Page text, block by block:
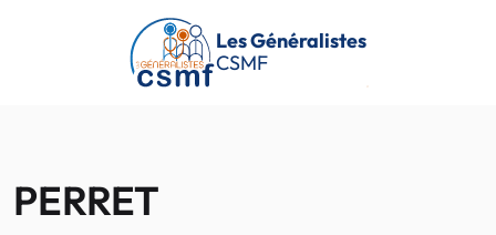
Passer au contenu principal
Les Généralistes
CSMF
PERRET